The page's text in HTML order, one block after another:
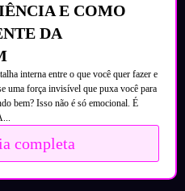
E COMO
DA
interna entre o que você quer fazer e
uma força invisível que puxa você para
bem? Isso não é só emocional. É
completa